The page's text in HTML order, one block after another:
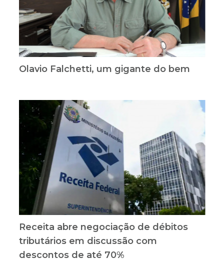
Olavio Falchetti, um gigante do bem
Receita abre negociação de débitos
tributários em discussão com
descontos de até 70%